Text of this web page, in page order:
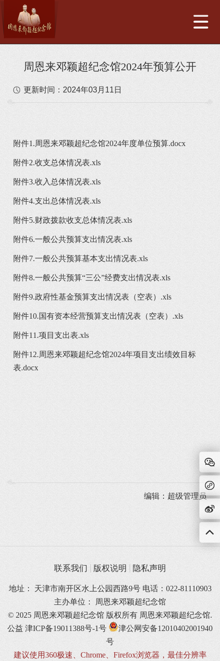
周恩来邓颖超纪念馆2024年预算公开
更新时间： 2024年03月11日
附件1.周恩来邓颖超纪念馆2024年度单位预算.docx
附件2.收支总体情况表.xls
附件3.收入总体情况表.xls
附件4.支出总体情况表.xls
附件5.财政拨款收支总体情况表.xls
附件6.一般公共预算支出情况表.xls
附件7.一般公共预算基本支出情况表.xls
附件8.一般公共预算“三公”经费支出情况表.xls
附件9.政府性基金预算支出情况表（空表）.xls
附件10.国有资本经营预算支出情况表（空表）.xls
附件11.项目支出表.xls
附件12.周恩来邓颖超纪念馆2024年项目支出绩效目标
表.docx
编辑：超级管理员
联系我们 版权说明 隐私声明
地址： 天津市南开区水上公园西路9号 电话：022-81110903
主办单位： 周恩来邓颖超纪念馆
© 2025 周恩来邓颖超纪念馆 版权所有 周恩来邓颖超纪念馆.
公益 津ICP备19011388号-1号
津公网安备12010402001940
号
建议使用360极速、Chrome、Firefox浏览器，最佳分辨率